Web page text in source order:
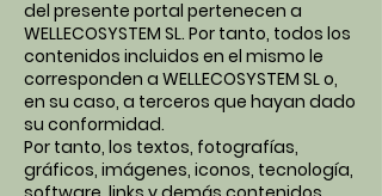
del presente portal pertenecen a
WELLECOSYSTEM SL. Por tanto, todos los
contenidos incluidos en el mismo le
corresponden a WELLECOSYSTEM SL o,
en su caso, a terceros que hayan dado
su conformidad.
Por tanto, los textos, fotografías,
gráficos, imágenes, iconos, tecnología,